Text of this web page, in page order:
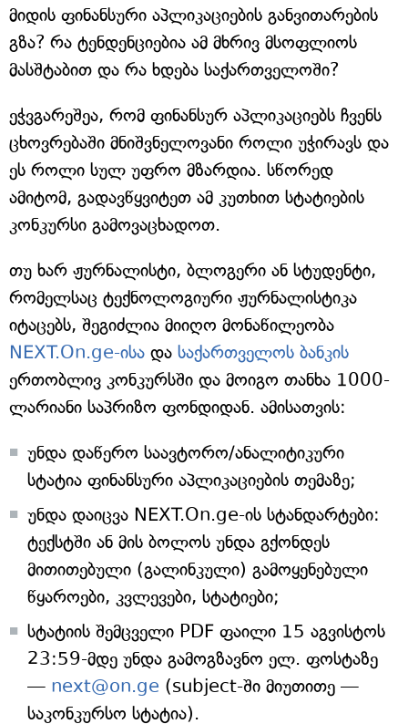
მიდის ფინანსური აპლიკაციების განვითარების
გზა? რა ტენდენციებია ამ მხრივ მსოფლიოს
მასშტაბით და რა ხდება საქართველოში?
ეჭვგარეშეა, რომ ფინანსურ აპლიკაციებს ჩვენს
ცხოვრებაში მნიშვნელოვანი როლი უჭირავს და
ეს როლი სულ უფრო მზარდია. სწორედ
ამიტომ, გადავწყვიტეთ ამ კუთხით სტატიების
კონკურსი გამოვაცხადოთ.
თუ ხარ ჟურნალისტი, ბლოგერი ან სტუდენტი,
რომელსაც ტექნოლოგიური ჟურნალისტიკა
იტაცებს, შეგიძლია მიიღო მონაწილეობა
NEXT.On.ge-ისა და საქართველოს ბანკის
ერთობლივ კონკურსში და მოიგო თანხა 1000-
ლარიანი საპრიზო ფონდიდან. ამისათვის:
უნდა დაწერო საავტორო/ანალიტიკური
სტატია ფინანსური აპლიკაციების თემაზე;
უნდა დაიცვა NEXT.On.ge-ის სტანდარტები:
ტექსტში ან მის ბოლოს უნდა გქონდეს
მითითებული (გალინკული) გამოყენებული
წყაროები, კვლევები, სტატიები;
სტატიის შემცველი PDF ფაილი 15 აგვისტოს
23:59-მდე უნდა გამოგზავნო ელ. ფოსტაზე
— next@on.ge (subject-ში მიუთითე —
საკონკურსო სტატია).